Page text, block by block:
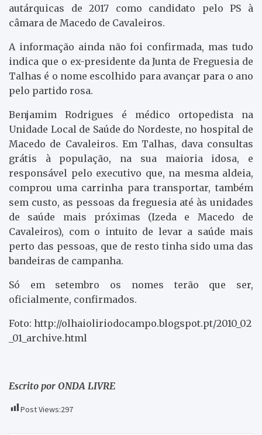
autárquicas de 2017 como candidato pelo PS à
câmara de Macedo de Cavaleiros.
A informação ainda não foi confirmada, mas tudo
indica que o ex-presidente da Junta de Freguesia de
Talhas é o nome escolhido para avançar para o ano
pelo partido rosa.
Benjamim Rodrigues é médico ortopedista na
Unidade Local de Saúde do Nordeste, no hospital de
Macedo de Cavaleiros. Em Talhas, dava consultas
grátis à população, na sua maioria idosa, e
responsável pelo executivo que, na mesma aldeia,
comprou uma carrinha para transportar, também
sem custo, as pessoas da freguesia até às unidades
de saúde mais próximas (Izeda e Macedo de
Cavaleiros), com o intuito de levar a saúde mais
perto das pessoas, que de resto tinha sido uma das
bandeiras de campanha.
Só em setembro os nomes terão que ser,
oficialmente, confirmados.
Foto: http://olhaioliriodocampo.blogspot.pt/2010_02
_01_archive.html
Escrito por ONDA LIVRE
Post Views:297